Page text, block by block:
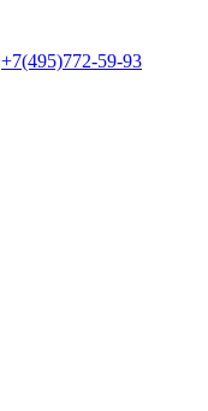
+7(495)772-59-93